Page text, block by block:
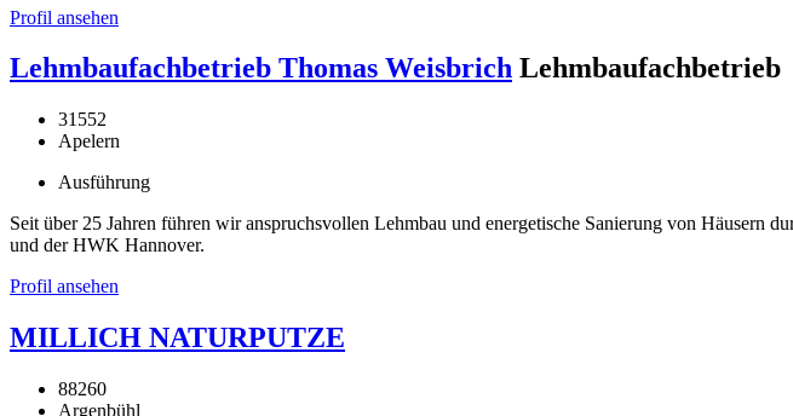
Profil ansehen
Lehmbaufachbetrieb Thomas Weisbrich Lehmbaufachbetrieb
31552
Apelern
Ausführung
Seit über 25 Jahren führen wir anspruchsvollen Lehmbau und energetische Sanierung von
und der HWK Hannover.
Profil ansehen
MILLICH NATURPUTZE
88260
Argenbühl